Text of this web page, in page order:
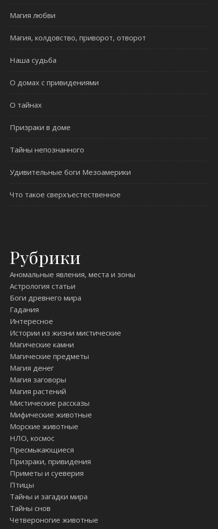
Магия любви
Магия, колдовство, приворот, отворот
Наша судьба
О домах с привидениями
О тайнах
Призраки в доме
Тайны непознанного
Удивительные боги Мезоамерики
Что такое сверхъестественное
Рубрики
Аномальные явления, места и зоны
Астрология статьи
Боги древнего мира
Гадания
Интересное
Истории из жизни мистические
Магические камни
Магические предметы
Магия денег
Магия заговоры
Магия растений
Мистические рассказы
Мифические животные
Морские животные
НЛО, космос
Пресмыкающиеся
Призраки, привидения
Приметы и суеверия
Птицы
Тайны и загадки мира
Тайны снов
Четвероногие животные